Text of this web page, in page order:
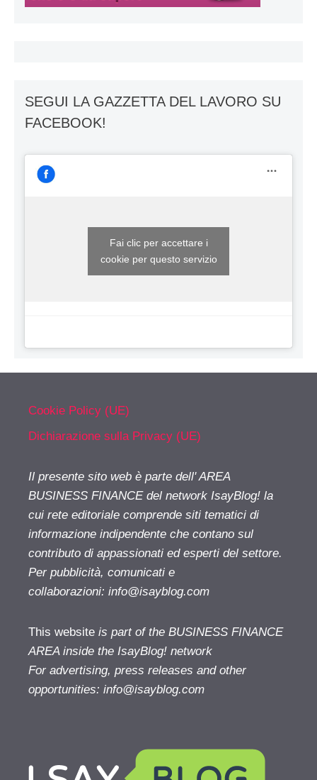
SEGUI LA GAZZETTA DEL LAVORO SU
FACEBOOK!
Fai clic per accettare i
cookie per questo servizio
Cookie Policy (UE)
Dichiarazione sulla Privacy (UE)
Il presente sito web è parte dell' AREA
BUSINESS FINANCE del network IsayBlog! la
cui rete editoriale comprende siti tematici di
informazione indipendente che contano sul
contributo di appassionati ed esperti del settore.
Per pubblicità, comunicati e
collaborazioni: info@isayblog.com
This website is part of the BUSINESS FINANCE
AREA inside the IsayBlog! network
For advertising, press releases and other
opportunities: info@isayblog.com